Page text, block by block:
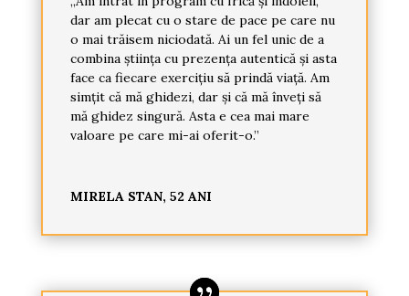
dar am plecat cu o stare de pace pe care nu
o mai trăisem niciodată. Ai un fel unic de a
combina știința cu prezența autentică și asta
face ca fiecare exercițiu să prindă viață. Am
simțit că mă ghidezi, dar și că mă înveți să
mă ghidez singură. Asta e cea mai mare
valoare pe care mi-ai oferit-o.”
MIRELA STAN, 52 ANI